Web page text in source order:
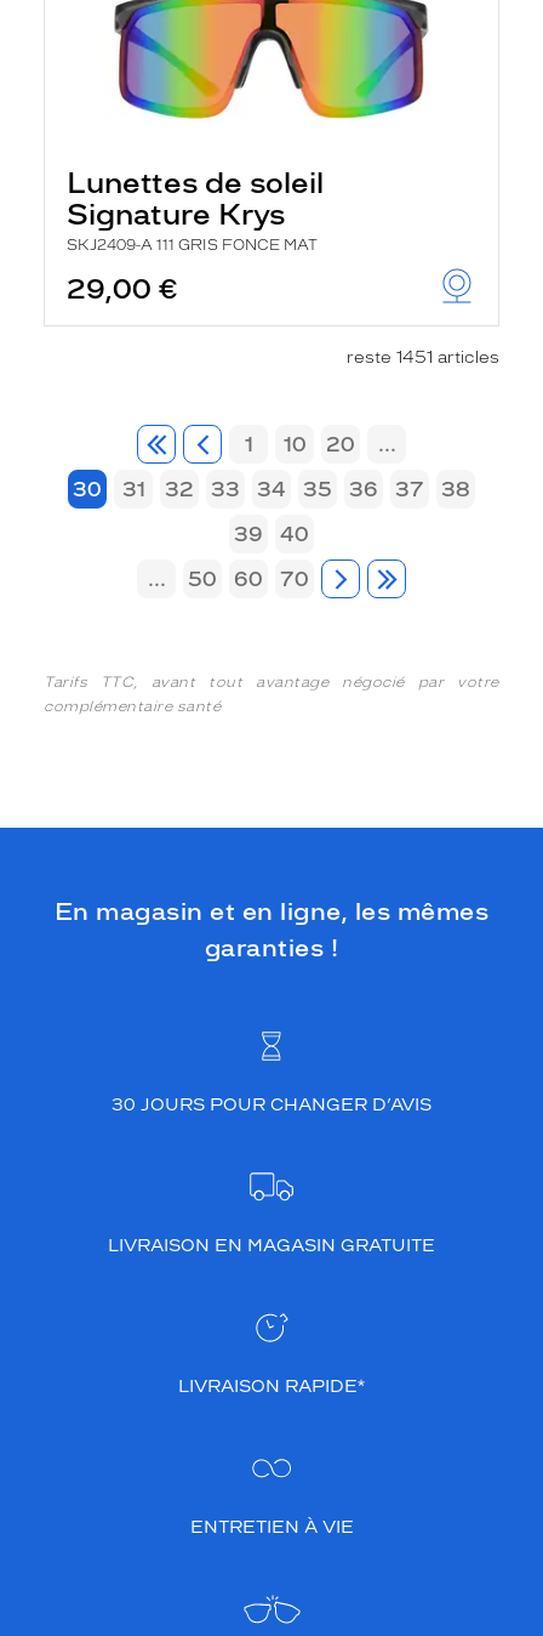
Lunettes de soleil
Signature Krys
SKJ2409-A 111 GRIS FONCE MAT
29,00 €
reste 1451 articles
1 10 20
...
30
31 32 33 34 35 36 37
38
39
40
...
50 60 70
Tarifs TTC, avant tout avantage négocié par votre
complémentaire santé
En magasin et en ligne, les mêmes
garanties !
30 JOURS POUR CHANGER D’AVIS
LIVRAISON EN MAGASIN GRATUITE
LIVRAISON RAPIDE*
ENTRETIEN À VIE